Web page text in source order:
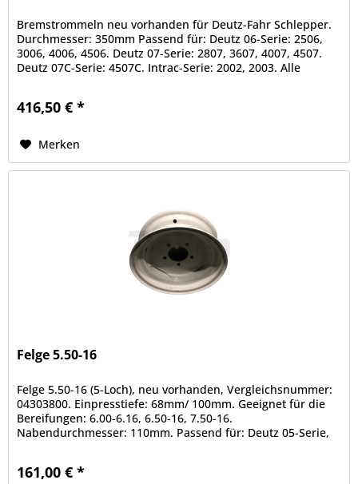
Bremstrommeln neu vorhanden für Deutz-Fahr Schlepper.
Durchmesser: 350mm Passend für: Deutz 06-Serie: 2506,
3006, 4006, 4506. Deutz 07-Serie: 2807, 3607, 4007, 4507.
Deutz 07C-Serie: 4507C. Intrac-Serie: 2002, 2003. Alle
416,50 € *
Merken
Felge 5.50-16
Felge 5.50-16 (5-Loch), neu vorhanden, Vergleichsnummer:
04303800. Einpresstiefe: 68mm/ 100mm. Geeignet für die
Bereifungen: 6.00-6.16, 6.50-16, 7.50-16.
Nabendurchmesser: 110mm. Passend für: Deutz 05-Serie,
161,00 € *